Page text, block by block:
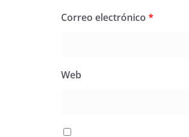
Correo electrónico *
Web